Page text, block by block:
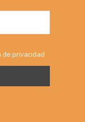
de privacidad